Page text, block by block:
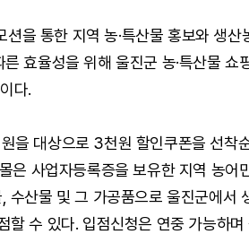
을 통한 지역 농·특산물 홍보와 생산
효율성을 위해 울진군 농·특산물 쇼
다.
을 대상으로 3천원 할인쿠폰을 선착
은 사업자등록증을 보유한 지역 농어
수산물 및 그 가공품으로 울진군에서
수 있다. 입점신청은 연중 가능하며